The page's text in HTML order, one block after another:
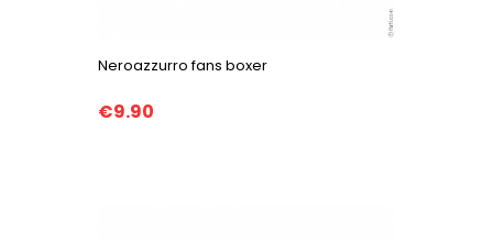
Neroazzurro fans boxer
€9.90